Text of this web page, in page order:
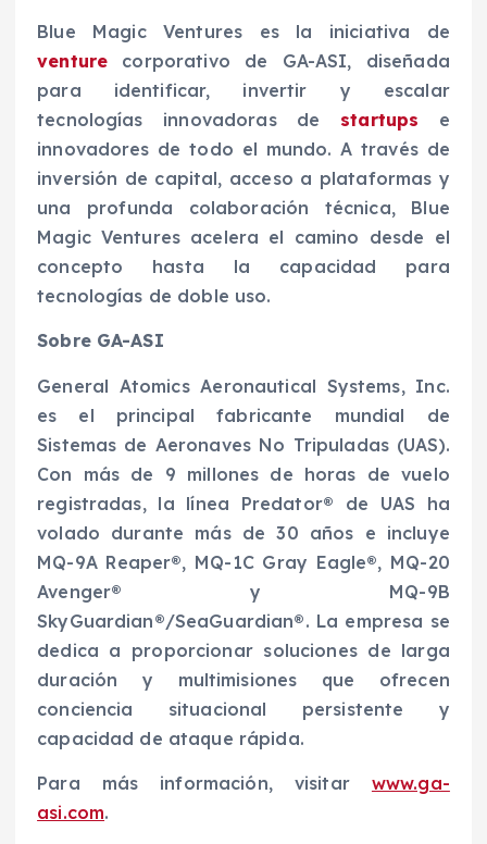
Blue Magic Ventures es la iniciativa de
venture corporativo de GA-ASI, diseñada
para identificar, invertir y escalar
tecnologías innovadoras de startups e
innovadores de todo el mundo. A través de
inversión de capital, acceso a plataformas y
una profunda colaboración técnica, Blue
Magic Ventures acelera el camino desde el
concepto hasta la capacidad para
tecnologías de doble uso.
Sobre GA-ASI
General Atomics Aeronautical Systems, Inc.
es el principal fabricante mundial de
Sistemas de Aeronaves No Tripuladas (UAS).
Con más de 9 millones de horas de vuelo
registradas, la línea Predator® de UAS ha
volado durante más de 30 años e incluye
MQ-9A Reaper®, MQ-1C Gray Eagle®, MQ-20
Avenger® y MQ-9B
SkyGuardian®/SeaGuardian®. La empresa se
dedica a proporcionar soluciones de larga
duración y multimisiones que ofrecen
conciencia situacional persistente y
capacidad de ataque rápida.
Para más información, visitar www.ga-
asi.com.